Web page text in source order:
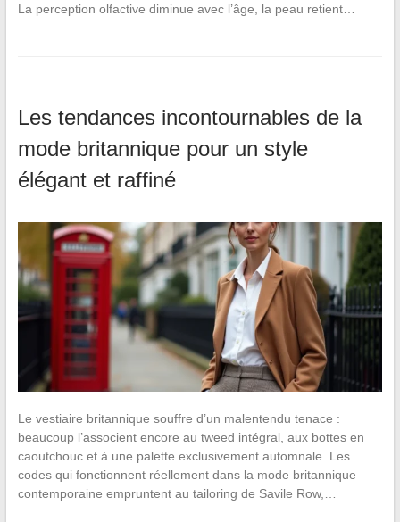
La perception olfactive diminue avec l’âge, la peau retient…
Les tendances incontournables de la
mode britannique pour un style
élégant et raffiné
Le vestiaire britannique souffre d’un malentendu tenace :
beaucoup l’associent encore au tweed intégral, aux bottes en
caoutchouc et à une palette exclusivement automnale. Les
codes qui fonctionnent réellement dans la mode britannique
contemporaine empruntent au tailoring de Savile Row,…